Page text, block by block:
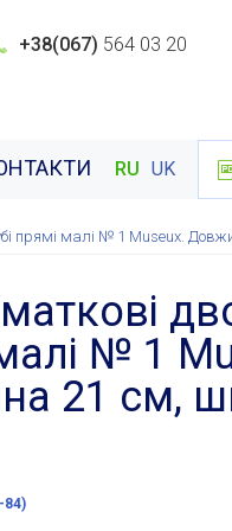
+38(067) 564 03 20
RU UK
прямі малі № 1 Museux.
№ 1
21 см,
84)